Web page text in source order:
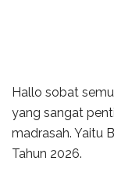
Hallo sobat
yang sangat
madrasah. Yaitu
Tahun 2026.